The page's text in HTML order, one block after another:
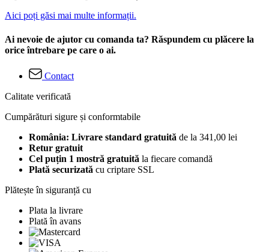
Aici poți găsi mai multe informații.
Ai nevoie de ajutor cu comanda ta? Răspundem cu plăcere la
orice întrebare pe care o ai.
Contact
Calitate verificată
Cumpărături sigure și conformtabile
România: Livrare standard gratuită de la 341,00 lei
Retur gratuit
Cel puțin 1 mostră gratuită la fiecare comandă
Plată securizată cu criptare SSL
Plătește în siguranță cu
Plata la livrare
Plată în avans